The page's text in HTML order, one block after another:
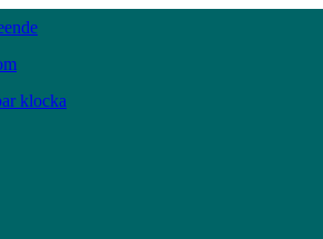
klocka